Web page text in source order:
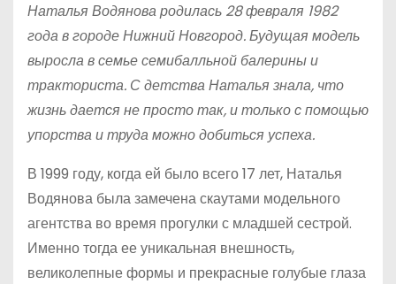
Наталья Водянова родилась 28 февраля 1982
года в городе Нижний Новгород. Будущая модель
выросла в семье семибалльной балерины и
тракториста. С детства Наталья знала, что
жизнь дается не просто так, и только с помощью
упорства и труда можно добиться успеха.
В 1999 году, когда ей было всего 17 лет, Наталья
Водянова была замечена скаутами модельного
агентства во время прогулки с младшей сестрой.
Именно тогда ее уникальная внешность,
великолепные формы и прекрасные голубые глаза